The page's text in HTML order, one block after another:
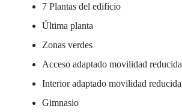
7 Plantas del edificio
Última planta
Zonas verdes
Acceso adaptado movilidad reducida
Interior adaptado movilidad reducida
Gimnasio